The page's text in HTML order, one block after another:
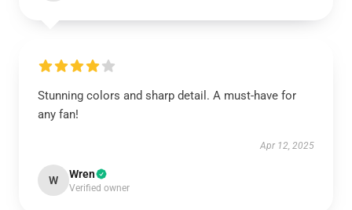
Stunning colors and sharp detail. A must-have for
any fan!
Apr 12, 2025
W Wren
Verified owner